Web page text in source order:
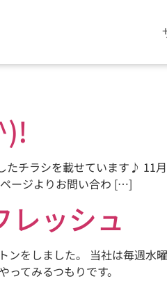
チラシを載せています♪ 11
ージよりお問い合わ […]
レッシュ
ンをしました。 当社は毎週
てみるつもりです。